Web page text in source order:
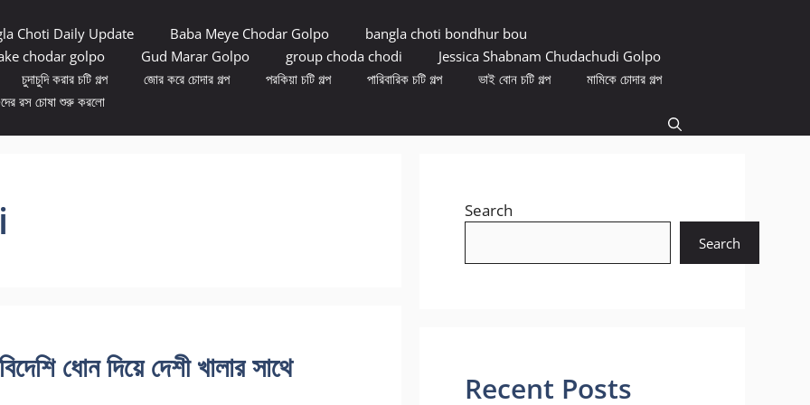
Choti Daily Update Baba Meye Chodar Golpo
bangla choti bondhur bou
chodar golpo Gud Marar Golpo group choda chodi
Jessica Shabnam Chudachudi Golpo
চুদাচুদি করার চটি গল্প জোর করে চোদার গল্প পরকিয়া চটি গল্প পারিবারিক চটি গল্প ভাই বোন চটি গল্প
মামিকে চোদার গল্প
রস চোষা শুরু করলো
ধোন দিয়ে দেশী খালার সাথে
Search
Search
Recent Posts